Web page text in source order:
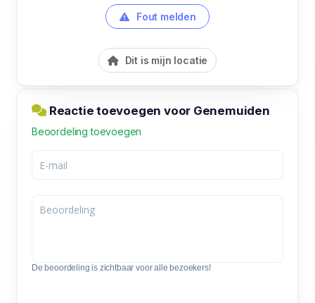
Fout melden
Dit is mijn locatie
Reactie toevoegen voor Genemuiden
Beoordeling toevoegen
De beoordeling is zichtbaar voor alle bezoekers!